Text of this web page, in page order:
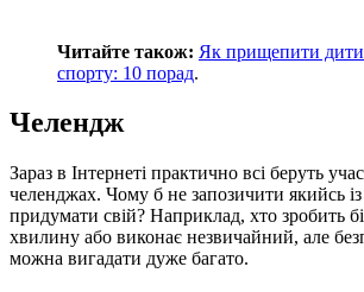
Читайте також: Як прищепити
спорту: 10 порад.
Челендж
Зараз в Інтернеті практично всі беруть
челенджах. Чому б не запозичити якийсь
придумати свій? Наприклад, хто зробить
хвилину або виконає незвичайний, але
можна вигадати дуже багато.